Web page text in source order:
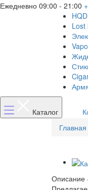
Ежедневно 09:00 - 21:00
HQD
Lost
Каталог
Главная
Описание